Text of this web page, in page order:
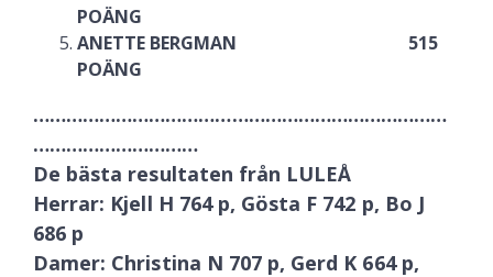
POÄNG
ANETTE BERGMAN 515
POÄNG
…………………………………………………………………
…………………………
De bästa resultaten från LULEÅ
Herrar: Kjell H 764 p, Gösta F 742 p, Bo J
686 p
Damer: Christina N 707 p, Gerd K 664 p,